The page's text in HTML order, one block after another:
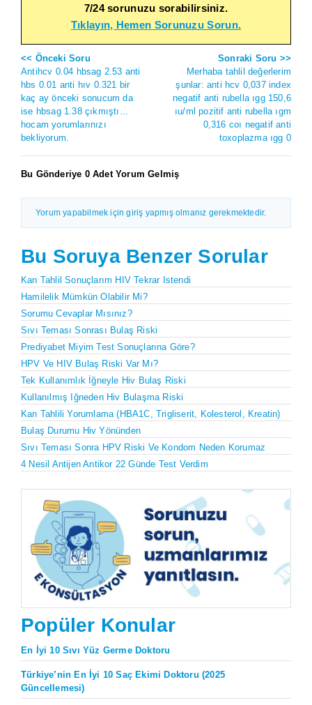
7/24 sorunuzu sorabilirsiniz.
Tıklayın, Hemen Sorunuzu Sorun.
<< Önceki Soru
Antihcv 0.04 hbsag 2.53 anti
hbs 0.01 anti hıv 0.321 bir
kaç ay önceki sonucum da
ise hbsag 1.38 çıkmıştı...
hocam yorumlarınızı
bekliyorum.
Sonraki Soru >>
Merhaba tahlil değerlerim
şunlar: anti hcv 0,037 index
negatif anti rubella ıgg 150,6
ıu/ml pozitif anti rubella ıgm
0,316 coı negatif anti
toxoplazma ıgg 0
Bu Gönderiye 0 Adet Yorum Gelmiş
Yorum yapabilmek için giriş yapmış olmanız gerekmektedir.
Bu Soruya Benzer Sorular
Kan Tahlil Sonuçlarım HIV Tekrar Istendi
Hamilelik Mümkün Olabilir Mi?
Sorumu Cevaplar Mısınız?
Sıvı Teması Sonrası Bulaş Riski
Prediyabet Miyim Test Sonuçlarına Göre?
HPV Ve HIV Bulaş Riski Var Mı?
Tek Kullanımlık İğneyle Hiv Bulaş Riski
Kullanılmış Iğneden Hiv Bulaşma Riski
Kan Tahlili Yorumlama (HBA1C, Trigliserit, Kolesterol, Kreatin)
Bulaş Durumu Hiv Yönünden
Sıvı Teması Sonra HPV Riski Ve Kondom Neden Korumaz
4 Nesil Antijen Antikor 22 Günde Test Verdim
Popüler Konular
En İyi 10 Sıvı Yüz Germe Doktoru
Türkiye’nin En İyi 10 Saç Ekimi Doktoru (2025
Güncellemesi)